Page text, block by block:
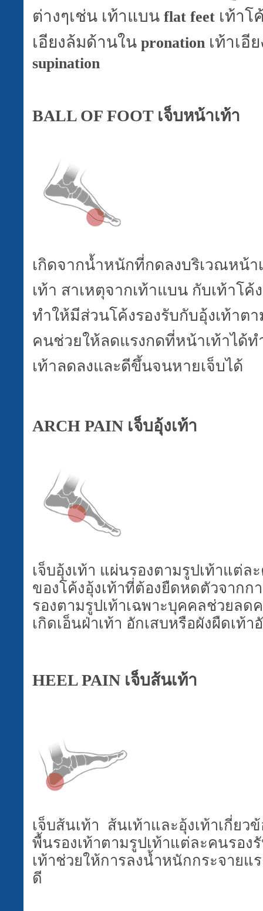
ต่างๆเช่น เท้าแบน flat feet เท้าโ
เอียงล้มด้านใน pronation เท้าเอี
supination
BALL OF FOOT เจ็บหน้าเท้า
เกิดจากน้ำหนักที่กดลงบริเวณหน้า
เท้า สาเหตุจากเท้าแบน กับเท้าโ
ทำให้มีส่วนโค้งรองรับกับอุ้งเท้าต
คนช่วยให้ลดแรงกดที่หน้าเท้าได้ท
เท้าลดลงและดีขึ้นจนหายเจ็บได้
ARCH PAIN เจ็บอุ้งเท้า
เจ็บอุ้งเท้า แผ่นรองตามรูปเท้าแต่ล
ของโค้งอุ้งเท้าที่ต้องยืดหดตัวจากก
รองตามรูปเท้าเฉพาะบุคคลช่วยลด
เกิดเอ็นฝ่าเท้า อักเสบหรือผังผืดเท้า
HEEL PAIN เจ็บส้นเท้า
เจ็บส้นเท้า ส้นเท้าและอุ้งเท้าเกี่ยว
พื้นรองเท้าตามรูปเท้าแต่ละคนรอง
เท้าช่วยให้การลงน้ำหนักกระจายแ
ดี